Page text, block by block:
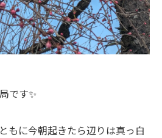
です✨
もに今朝起きたら辺りは真っ白